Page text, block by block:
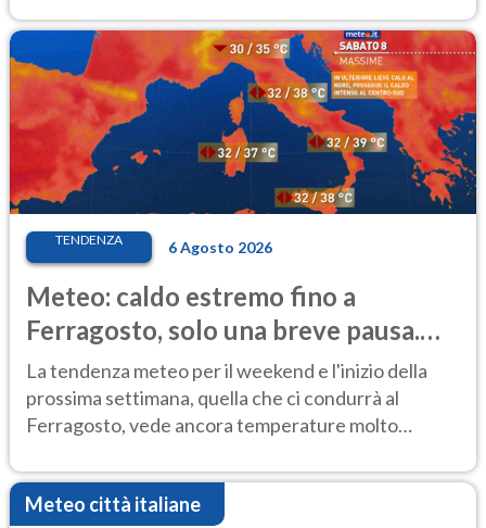
TENDENZA 6 Agosto 2026
Meteo: caldo estremo fino a
Ferragosto, solo una breve pausa.
Ecco dove
La tendenza meteo per il weekend e l'inizio della
prossima settimana, quella che ci condurrà al
Ferragosto, vede ancora temperature molto
Meteo città italiane